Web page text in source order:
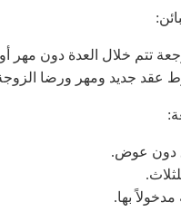
تتم خلال العدة دون مهر
عقد جديد ومهر ورضا
دون عوض.
بها.